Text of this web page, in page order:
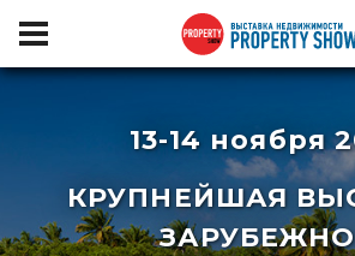
13-14 ноября
КРУПНЕЙШАЯ